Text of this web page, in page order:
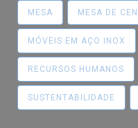
MESA MESA DE
MÓVEIS EM AÇO INOX
RECURSOS HUMANOS
SUSTENTABILIDADE